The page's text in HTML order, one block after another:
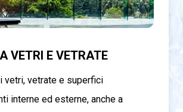
VETRI E VETRATE
vetri, vetrate e superfici
interne ed esterne, anche a